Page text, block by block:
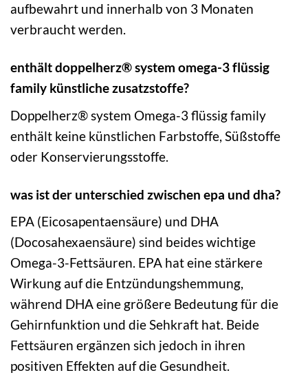
aufbewahrt und innerhalb von 3 Monaten
verbraucht werden.
enthält doppelherz® system omega-3 flüssig
family künstliche zusatzstoffe?
Doppelherz® system Omega-3 flüssig family
enthält keine künstlichen Farbstoffe, Süßstoffe
oder Konservierungsstoffe.
was ist der unterschied zwischen epa und dha?
EPA (Eicosapentaensäure) und DHA
(Docosahexaensäure) sind beides wichtige
Omega-3-Fettsäuren. EPA hat eine stärkere
Wirkung auf die Entzündungshemmung,
während DHA eine größere Bedeutung für die
Gehirnfunktion und die Sehkraft hat. Beide
Fettsäuren ergänzen sich jedoch in ihren
positiven Effekten auf die Gesundheit.